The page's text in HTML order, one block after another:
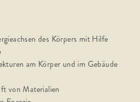
des Körpers mit Hilfe
am Körper und im Gebäude
von Materialien